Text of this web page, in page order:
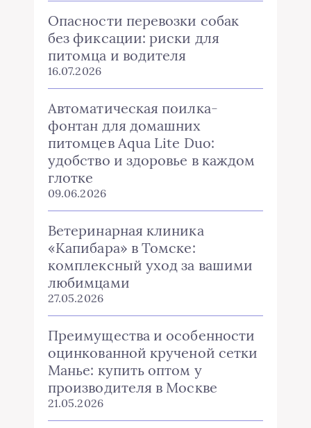
Опасности перевозки собак
без фиксации: риски для
питомца и водителя
16.07.2026
Автоматическая поилка-
фонтан для домашних
питомцев Aqua Lite Duo:
удобство и здоровье в каждом
глотке
09.06.2026
Ветеринарная клиника
«Капибара» в Томске:
комплексный уход за вашими
любимцами
27.05.2026
Преимущества и особенности
оцинкованной крученой сетки
Манье: купить оптом у
производителя в Москве
21.05.2026